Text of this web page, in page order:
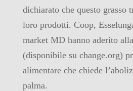
dichiarato che questo grasso
loro prodotti. Coop,
market MD hanno aderito
(disponibile su change.org)
alimentare che chiede
palma.